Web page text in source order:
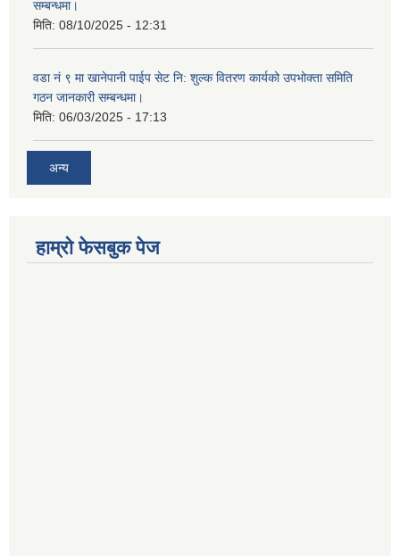
सम्बन्धमा।
मिति: 08/10/2025 - 12:31
वडा नं ९ मा खानेपानी पाईप सेट नि: शुल्क वितरण कार्यको उपभोक्ता समिति
गठन जानकारी सम्बन्धमा।
मिति: 06/03/2025 - 17:13
अन्य
हाम्राे फेसबुक पेज